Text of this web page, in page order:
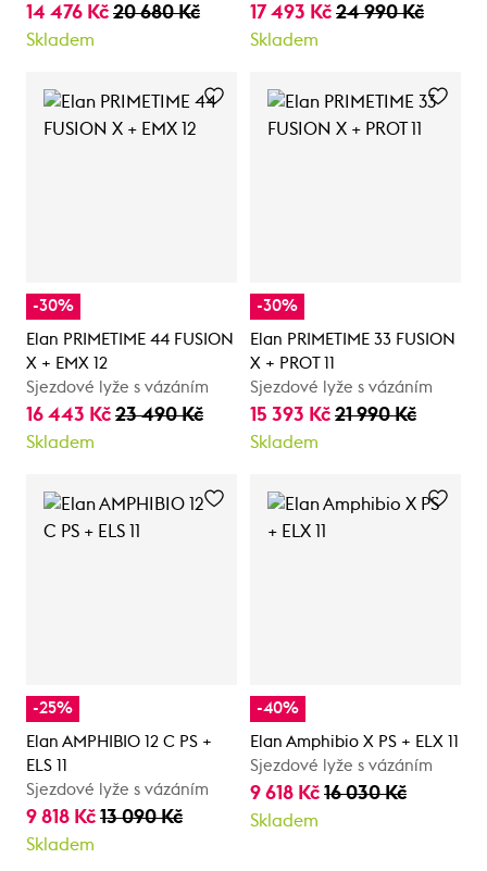
14 476 Kč 20 680 Kč
Skladem
17 493 Kč 24 990 Kč
Skladem
-30%
Elan PRIMETIME 44 FUSION
X + EMX 12
Sjezdové lyže s vázáním
16 443 Kč 23 490 Kč
Skladem
-30%
Elan PRIMETIME 33 FUSION
X + PROT 11
Sjezdové lyže s vázáním
15 393 Kč 21 990 Kč
Skladem
-25%
Elan AMPHIBIO 12 C PS +
ELS 11
Sjezdové lyže s vázáním
9 818 Kč 13 090 Kč
Skladem
-40%
Elan Amphibio X PS + ELX 11
Sjezdové lyže s vázáním
9 618 Kč 16 030 Kč
Skladem